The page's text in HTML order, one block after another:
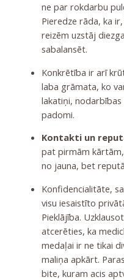
ne par rokdarbu
Pieredze rāda, ka
reizēm uzstāj
sabalansēt.
Konkrētība ir arī
laba grāmata, ko
lakatiņi, nodarbības
padomi.
Kontakti un
pat pirmām
no jauna, bet
Konfidencialitāte,
visu iesaistīto
Pieklājība.
atcerēties, ka
medaļai ir ne tikai
maliņa apkārt.
bite, kuram acis